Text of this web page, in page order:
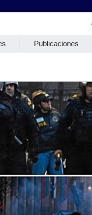
Publicaciones